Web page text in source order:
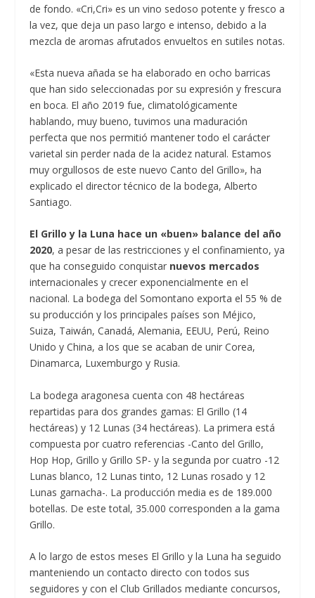
de fondo. «Cri,Cri» es un vino sedoso potente y fresco a
la vez, que deja un paso largo e intenso, debido a la
mezcla de aromas afrutados envueltos en sutiles notas.
«Esta nueva añada se ha elaborado en ocho barricas
que han sido seleccionadas por su expresión y frescura
en boca. El año 2019 fue, climatológicamente
hablando, muy bueno, tuvimos una maduración
perfecta que nos permitió mantener todo el carácter
varietal sin perder nada de la acidez natural. Estamos
muy orgullosos de este nuevo Canto del Grillo», ha
explicado el director técnico de la bodega, Alberto
Santiago.
El Grillo y la Luna hace un «buen» balance del año
2020, a pesar de las restricciones y el confinamiento, ya
que ha conseguido conquistar nuevos mercados
internacionales y crecer exponencialmente en el
nacional. La bodega del Somontano exporta el 55 % de
su producción y los principales países son Méjico,
Suiza, Taiwán, Canadá, Alemania, EEUU, Perú, Reino
Unido y China, a los que se acaban de unir Corea,
Dinamarca, Luxemburgo y Rusia.
La bodega aragonesa cuenta con 48 hectáreas
repartidas para dos grandes gamas: El Grillo (14
hectáreas) y 12 Lunas (34 hectáreas). La primera está
compuesta por cuatro referencias -Canto del Grillo,
Hop Hop, Grillo y Grillo SP- y la segunda por cuatro -12
Lunas blanco, 12 Lunas tinto, 12 Lunas rosado y 12
Lunas garnacha-. La producción media es de 189.000
botellas. De este total, 35.000 corresponden a la gama
Grillo.
A lo largo de estos meses El Grillo y la Luna ha seguido
manteniendo un contacto directo con todos sus
seguidores y con el Club Grillados mediante concursos,